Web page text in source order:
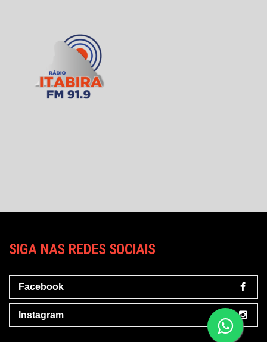
SIGA NAS REDES SOCIAIS
Facebook
Instagram